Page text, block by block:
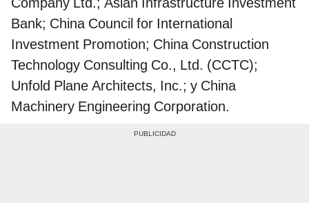
Bank; China Council for International
Investment Promotion; China Construction
Technology Consulting Co., Ltd. (CCTC);
Unfold Plane Architects, Inc.; y China
Machinery Engineering Corporation.